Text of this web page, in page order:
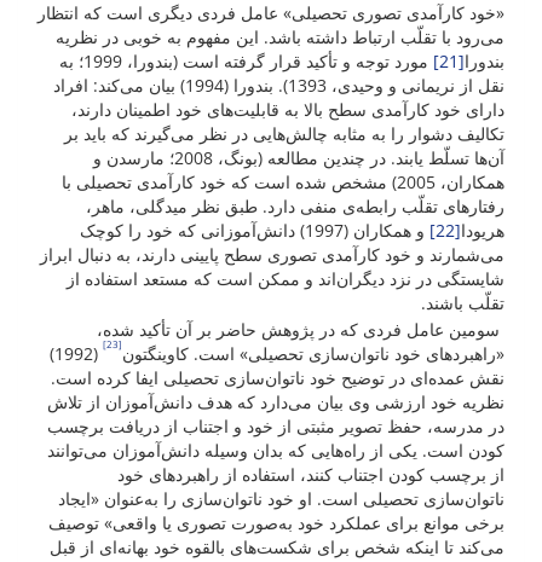
«خود کارآمدی تصوری تحصیلی» عامل فردی دیگری است که انتظار
می‌رود با تقلّب ارتباط داشته باشد. این مفهوم به خوبی در نظریه
بندورا[21]
مورد توجه و تأکید قرار گرفته است (بندورا، 1999؛ به
نقل از نریمانی و وحیدی، 1393). بندورا (1994) بیان می‌کند: افراد
دارای خود کارآمدی سطح بالا به قابلیت‌های خود اطمینان دارند،
تکالیف دشوار را به ‌مثابه چالش‌هایی در نظر می‌گیرند که باید بر
آن‌ها تسلّط یابند. در چندین مطالعه (بونگ، 2008؛ مارسدن و
همکاران، 2005) مشخص شده است که خود کارآمدی تحصیلی با
رفتارهای تقلّب رابطه‌ی منفی دارد. طبق نظر میدگلی، ماهر،
هریودا[22]
و همکاران (1997) دانش‌آموزانی که خود را کوچک
می‌شمارند و خود کارآمدی تصوری سطح پایینی دارند، به دنبال ابراز
شایستگی در نزد دیگران‌اند و ممکن است که مستعد استفاده از
تقلّب باشند.
سومین عامل فردی که در پژوهش حاضر بر آن تأکید شده،
«راهبردهای خود ناتوان‌سازی تحصیلی» است. کاوینگتون [23]
(1992)
نقش عمده‌ای در توضیح خود ناتوان‌سازی تحصیلی ایفا کرده است.
نظریه خود ارزشی وی بیان می‌دارد که هدف دانش‌آموزان از تلاش
در مدرسه، حفظ تصویر مثبتی از خود و اجتناب از دریافت برچسب
کودن است. یکی از راه‌هایی که بدان وسیله دانش‌آموزان می‌توانند
از برچسب کودن اجتناب کنند، استفاده از راهبردهای خود
ناتوان‌سازی تحصیلی است. او خود ناتوان‌سازی را به‌عنوان «ایجاد
برخی موانع برای عملکرد خود به‌صورت تصوری یا واقعی» توصیف
می‌کند تا اینکه شخص برای شکست‌های بالقوه خود بهانه‌ای از قبل